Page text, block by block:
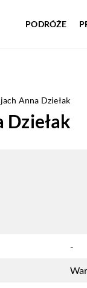
PODRÓŻE
Anna Dziełak
Dziełak
-